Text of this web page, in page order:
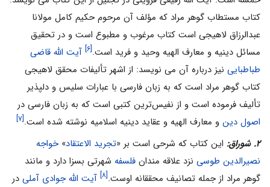
کتاب مستطاب گوهر مراد که مؤلف آن مرحوم حکیم کامل مولانا
عبدالرزاق لاهیجى است کتاب مرغوب و مطبوع است و در تحقیق
مسائل دینیه و معارف الهیه وحید و فرید است.[۶]
آیت الله قاضى
طباطبایى نیز درباره آن مى نویسد: از اشهر تألیفات محقق لاهیجى
کتاب گوهر مراد است که به زبان فارسى با عبارات سلیس و دلپذیر
تألیف فرموده است و از نفیس‌ترین کتبى است که به زبان فارسى در
اصول دین و معارف الهیه و عقاید دینیه اسلامیه نوشته شده است.[۷]
۲. شوراق: این کتاب که شرحى است بر «تجرید الاعتقاد»خواجه
نصیرالدین طوسى نزد علاقه مندان فلسفه شهرتى بسزا دارد و مانند
گوهر مراد از جمله تصانیف محققانه اوست.[۸] آیت الله جوادى آملى در